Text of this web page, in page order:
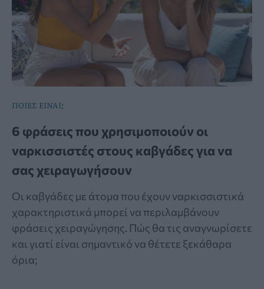
ΠΟΙΕΣ ΕΙΝΑΙ;
6 φράσεις που χρησιμοποιούν οι
ναρκισσιστές στους καβγάδες για να
σας χειραγωγήσουν
Οι καβγάδες με άτομα που έχουν ναρκισσιστικά
χαρακτηριστικά μπορεί να περιλαμβάνουν
φράσεις χειραγώγησης. Πώς θα τις αναγνωρίσετε
και γιατί είναι σημαντικό να θέτετε ξεκάθαρα
όρια;